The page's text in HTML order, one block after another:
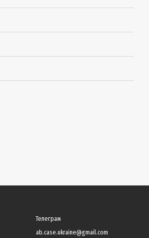
Телеграм
ab.case.ukraine@gmail.com